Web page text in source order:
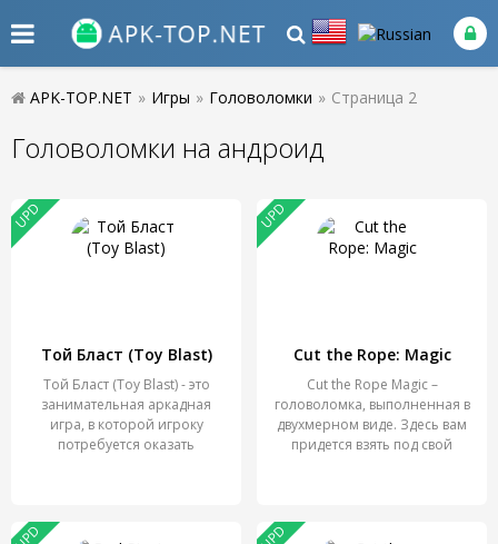
APK-TOP.NET » Игры » Головоломки » Страница 2
Головоломки на андроид
Той Бласт (Toy Blast)
Той Бласт (Toy Blast) - это
занимательная аркадная
игра, в которой игроку
потребуется оказать
UPD
Cut the Rope: Magic
Cut the Rope Magic –
головоломка, выполненная в
двухмерном виде. Здесь вам
придется взять под свой
UPD